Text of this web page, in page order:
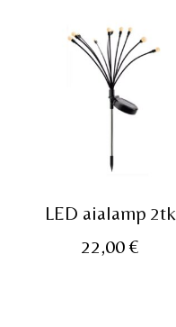
LED aialamp 2tk
22,00€